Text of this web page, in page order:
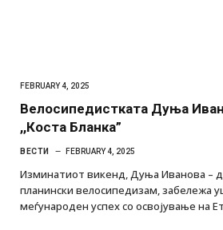
FEBRUARY 4, 2025
Велосипедистката Дуња
,,Коста Бланка”
ВЕСТИ FEBRUARY 4, 2025
Изминатиот викенд, Дуња Иванова –
планински велосипедизам, забележа
меѓународен успех со освојување на